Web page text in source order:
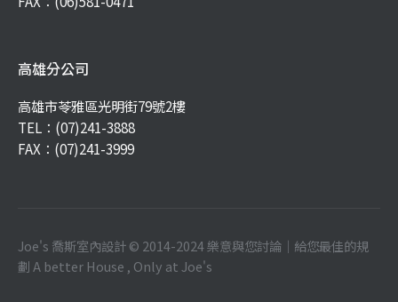
高雄分公司
高雄市苓雅區光明街79號2樓
TEL： (07)241-3888
FAX：(07)241-3999
Joe's 喬斯室內設計 © 2014-2024 樂意與您討論｜給您最佳的規
劃 A better House , Only at Joe's